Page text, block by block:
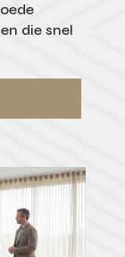
die snel